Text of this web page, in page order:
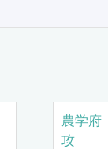
農学
攻